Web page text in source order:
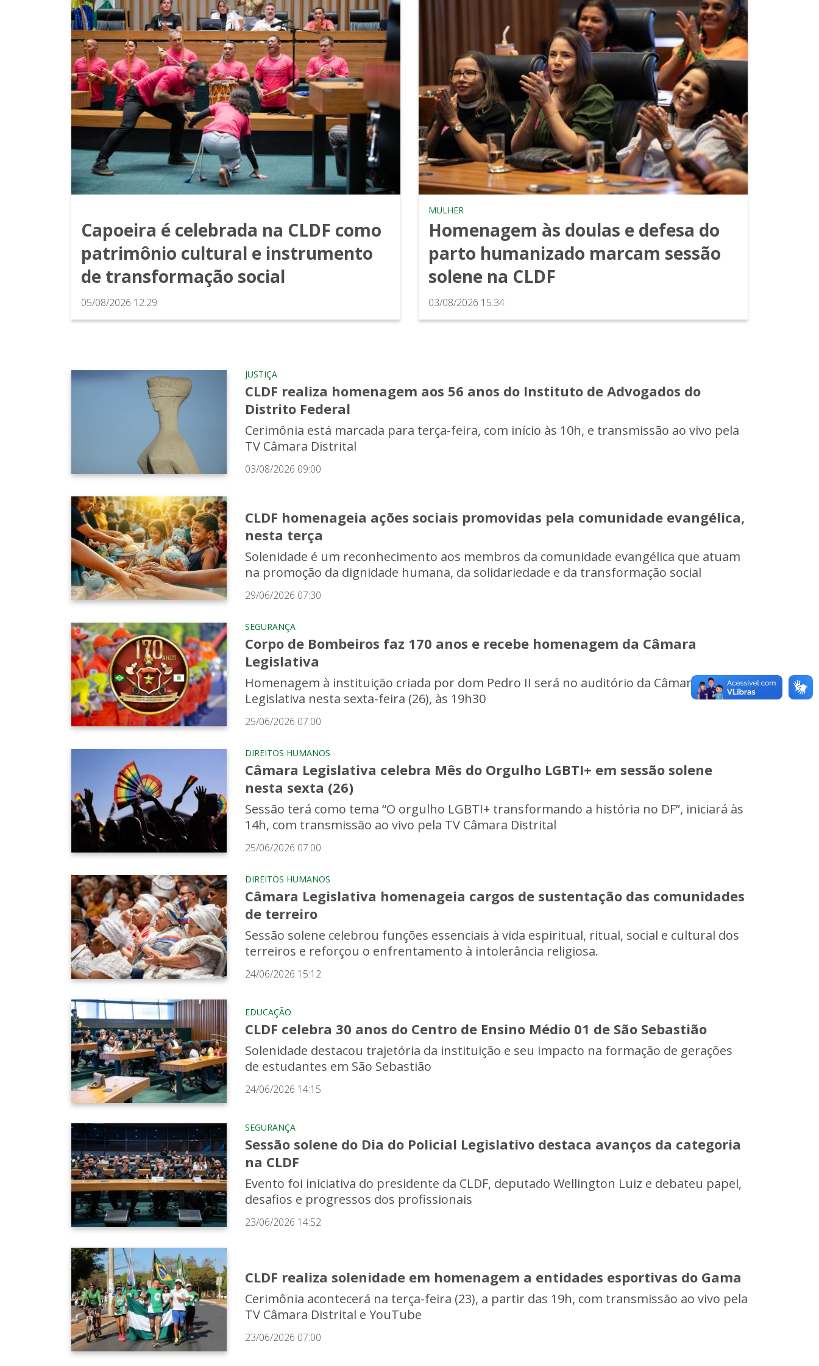
Capoeira é celebrada na CLDF como
patrimônio cultural e instrumento
de transformação social
05/08/2026 12:29
MULHER
Homenagem às doulas e defesa do
parto humanizado marcam sessão
solene na CLDF
03/08/2026 15:34
JUSTIÇA
CLDF realiza homenagem aos 56 anos do Instituto de Advogados do
Distrito Federal
Cerimônia está marcada para terça-feira, com início às 10h, e transmissão ao vivo pela
TV Câmara Distrital
03/08/2026 09:00
CLDF homenageia ações sociais promovidas pela comunidade evangélica,
nesta terça
Solenidade é um reconhecimento aos membros da comunidade evangélica que atuam
na promoção da dignidade humana, da solidariedade e da transformação social
29/06/2026 07:30
SEGURANÇA
Corpo de Bombeiros faz 170 anos e recebe homenagem da Câmara
Legislativa
Homenagem à instituição criada por dom Pedro II será no auditório da Câmara
Legislativa nesta sexta-feira (26), às 19h30
25/06/2026 07:00
DIREITOS HUMANOS
Câmara Legislativa celebra Mês do Orgulho LGBTI+ em sessão solene
nesta sexta (26)
Sessão terá como tema “O orgulho LGBTI+ transformando a história no DF”, iniciará às
14h, com transmissão ao vivo pela TV Câmara Distrital
25/06/2026 07:00
DIREITOS HUMANOS
Câmara Legislativa homenageia cargos de sustentação das comunidades
de terreiro
Sessão solene celebrou funções essenciais à vida espiritual, ritual, social e cultural dos
terreiros e reforçou o enfrentamento à intolerância religiosa.
24/06/2026 15:12
EDUCAÇÃO
CLDF celebra 30 anos do Centro de Ensino Médio 01 de São Sebastião
Solenidade destacou trajetória da instituição e seu impacto na formação de gerações
de estudantes em São Sebastião
24/06/2026 14:15
SEGURANÇA
Sessão solene do Dia do Policial Legislativo destaca avanços da categoria
na CLDF
Evento foi iniciativa do presidente da CLDF, deputado Wellington Luiz e debateu papel,
desafios e progressos dos profissionais
23/06/2026 14:52
CLDF realiza solenidade em homenagem a entidades esportivas do Gama
Cerimônia acontecerá na terça-feira (23), a partir das 19h, com transmissão ao vivo pela
TV Câmara Distrital e YouTube
23/06/2026 07:00